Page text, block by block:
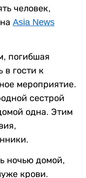
человек,
Asia News
погибшая
в гости к
мероприятие.
сестрой
одна. Этим
ночью домой,
крови.